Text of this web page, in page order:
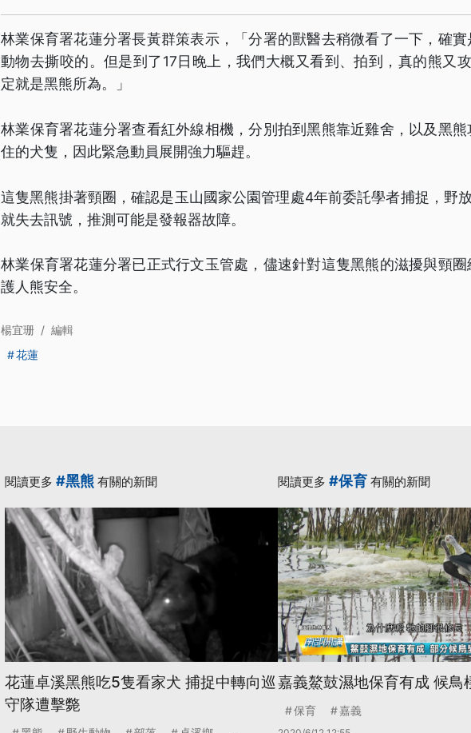
林業保育署花蓮分署長黃群策表示，「分署的獸醫去稍微看了一下，確
動物去撕咬的。但是到了17日晚上，我們大概又看到、拍到，真的熊又
定就是黑熊所為。」
林業保育署花蓮分署查看紅外線相機，分別拍到黑熊靠近雞舍，以及黑
住的犬隻，因此緊急動員展開強力驅趕。
這隻黑熊掛著頸圈，確認是玉山國家公園管理處4年前委託學者捕捉，野
就失去訊號，推測可能是發報器故障。
林業保育署花蓮分署已正式行文玉管處，儘速針對這隻黑熊的滋擾與頸
護人熊安全。
楊宜珊 / 編輯
花蓮
閱讀更多 #黑熊 有關的新聞
花蓮卓溪黑熊吃5隻看家犬 捕捉中轉向巡
守隊遭擊斃
閱讀更多 #保育 有關的新聞
嘉義鰲鼓濕地保育有成 候鳥
保育 嘉義